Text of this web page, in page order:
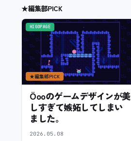
★編集部PICK
HIGOPAGE
★編集部PICK
Öooのゲームデザインが美
しすぎて嫉妬してしまい
ました。
2026.05.08